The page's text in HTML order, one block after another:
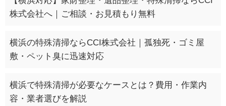
株式会社へ｜ご相談・お見積もり無料
横浜の特殊清掃ならCCI株式会社｜孤独死・ゴミ屋
敷・ペット臭に迅速対応
横浜で特殊清掃が必要なケースとは？費用・作業内
容・業者選びを解説